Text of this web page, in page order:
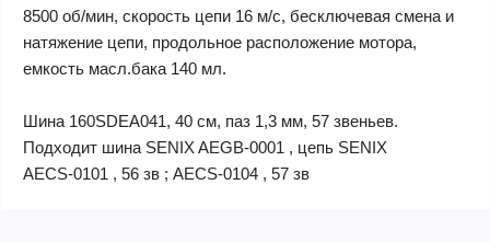
8500 об/мин, скорость цепи 16 м/с, бесключевая смена и
натяжение цепи, продольное расположение мотора,
емкость масл.бака 140 мл.
Шина 160SDEA041, 40 см, паз 1,3 мм, 57 звеньев.
Подходит шина SENIX AEGB-0001 , цепь SENIX
AECS-0101 , 56 зв ; AECS-0104 , 57 зв